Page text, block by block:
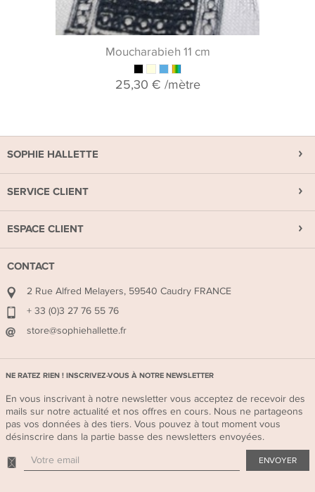
Moucharabieh 11 cm
25,30 € /mètre
SOPHIE HALLETTE
SERVICE CLIENT
ESPACE CLIENT
CONTACT
2 Rue Alfred Melayers, 59540 Caudry FRANCE
+ 33 (0)3 27 76 55 76
store@sophiehallette.fr
NE RATEZ RIEN ! INSCRIVEZ-VOUS À NOTRE NEWSLETTER
En vous inscrivant à notre newsletter vous acceptez de recevoir des
mails sur notre actualité et nos offres en cours. Nous ne partageons
pas vos données à des tiers. Vous pouvez à tout moment vous
désinscrire dans la partie basse des newsletters envoyées.